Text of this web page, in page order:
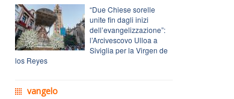
“Due Chiese sorelle
unite fin dagli inizi
dell’evangelizzazione”:
l’Arcivescovo Ulloa a
Siviglia per la Virgen de
los Reyes
vangelo